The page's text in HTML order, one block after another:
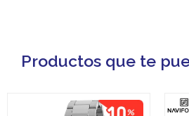
Productos que te